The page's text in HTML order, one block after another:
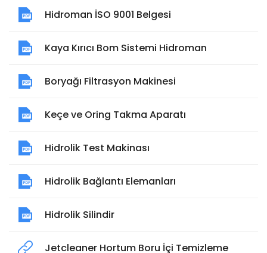
Hidroman İSO 9001 Belgesi
Kaya Kırıcı Bom Sistemi Hidroman
Boryağı Filtrasyon Makinesi
Keçe ve Oring Takma Aparatı
Hidrolik Test Makinası
Hidrolik Bağlantı Elemanları
Hidrolik Silindir
Jetcleaner Hortum Boru İçi Temizleme